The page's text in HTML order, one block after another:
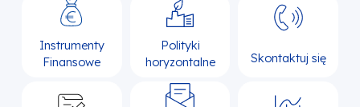
Instrumenty
Finansowe
Polityki
horyzontalne
Skontaktuj się